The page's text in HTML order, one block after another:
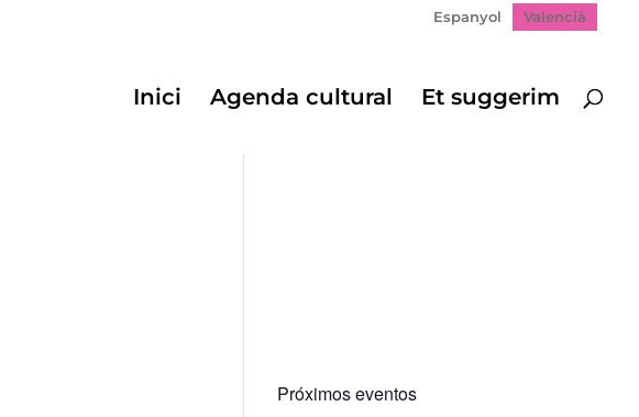
Espanyol Valencià
Inici Agenda cultural Et suggerim
Próximos eventos